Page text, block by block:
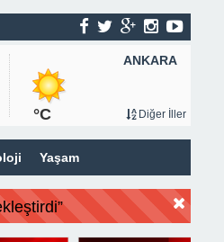
ANKARA
°C Diğer İller
Yaşam